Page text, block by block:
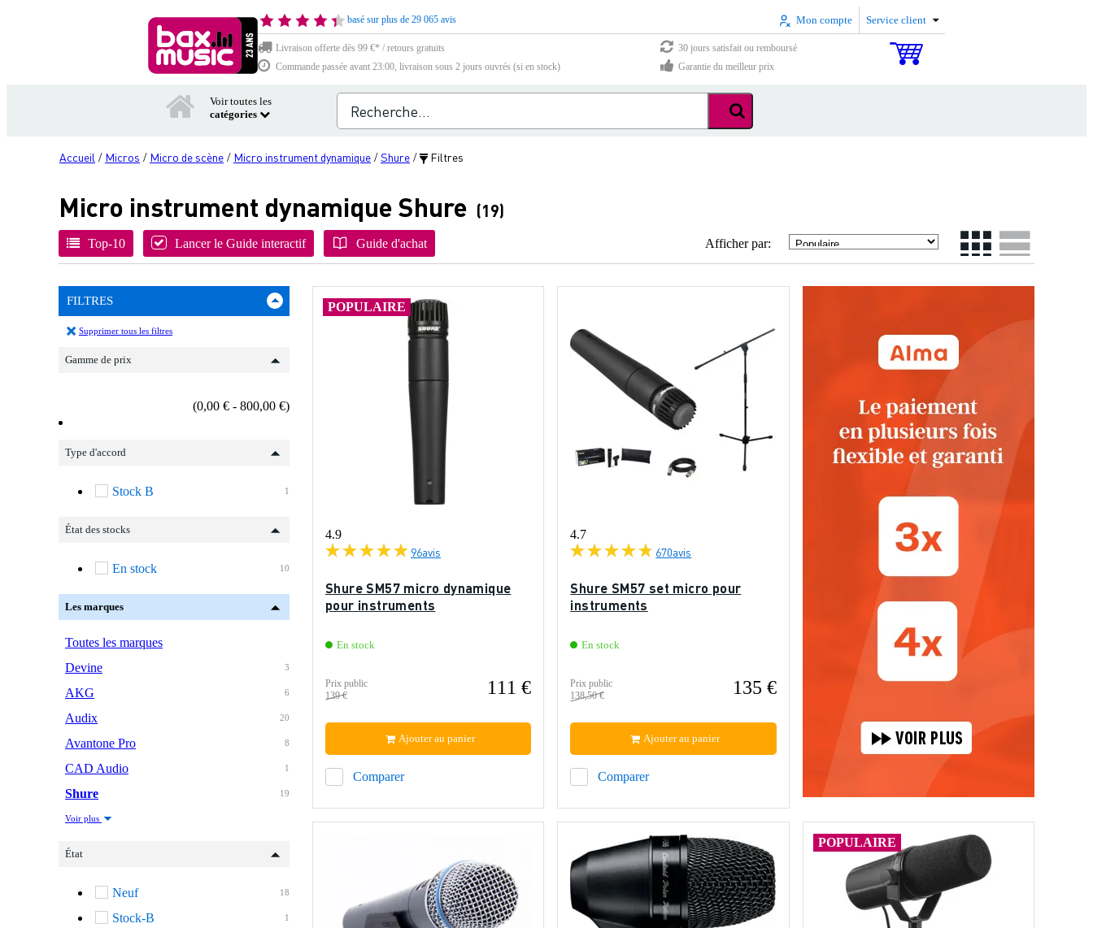
basé sur plus de 29 065 avis Mon compte Service client
Livraison offerte dès 99 €* / retours gratuits
30 jours satisfait ou remboursé
Commande passée avant 23:00, livraison sous 2 jours ouvrés (si en stock)
Garantie du meilleur prix
Voir toutes les
catégories
Accueil / Micros / Micro de scène / Micro instrument dynamique /Shure / Filtres
Micro instrument dynamique Shure (19)
Top-10 Lancer le Guide interactif Guide d'achat Afficher par:
FILTRES
Supprimer tous les filtres
Gamme de prix
(0,00 € - 800,00 €)
Type d'accord
1
Stock B
État des stocks
10
En stock
Les marques
Toutes les marques
3
Devine
6
AKG
20
Audix
8
Avantone Pro
1
CAD Audio
19
Shure
Voir plus
État
18
Neuf
1
Stock-B
POPULAIRE
4.9
96avis
Shure SM57 micro dynamique
pour instruments
En stock
Prix public
139 €
111 €
Comparer
Ajouter au panier
4.7
670avis
Shure SM57 set micro pour
instruments
En stock
Prix public
138,50 €
135 €
Comparer
Ajouter au panier
POPULAIRE